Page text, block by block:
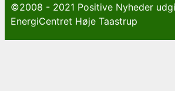
©2008 - 2021 Positive Nyheder
EnergiCentret Høje Taastrup